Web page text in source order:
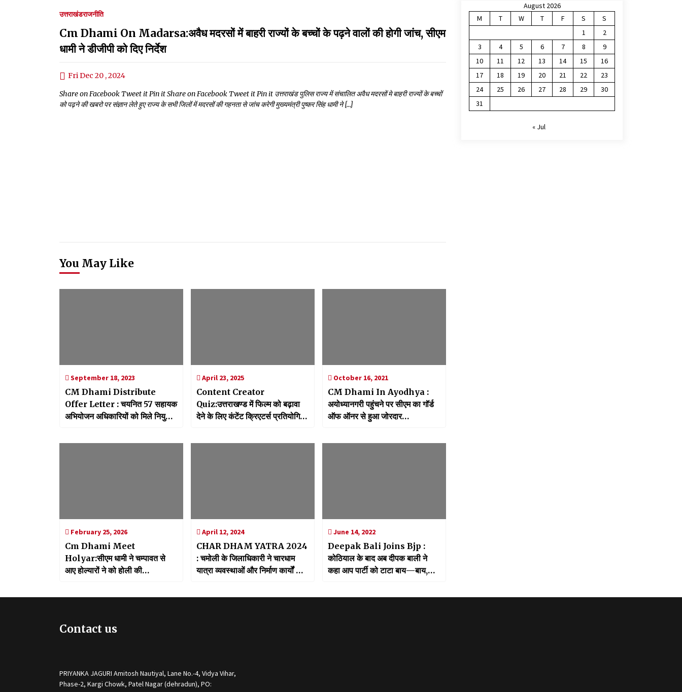
उत्तराखंडराजनीति
Cm Dhami On Madarsa:अवैध मदरसों में बाहरी राज्यों के बच्चों के पढ़ने वालों की होगी जांच, सीएम
धामी ने डीजीपी को दिए निर्देश
Fri Dec 20 , 2024
Share on Facebook Tweet it Pin it Share on Facebook Tweet it Pin it उत्तराखंड पुलिस राज्य में संचालित अवैध मदरसों मे बाहरी राज्यों के बच्चों
को पढ़ने की खबरो पर संज्ञान लेते हुए राज्य के सभी जिलों में मदरसों की गहनता से जांच करेगी मुख्यमंत्री पुष्कर सिंह धामी ने […]
You May Like
September 18, 2023
CM Dhami Distribute
Offer Letter : चयनित 57 सहायक
अभियोजन अधिकारियों को मिले नियुक्ति
April 23, 2025
Content Creator
Quiz:उत्तराखण्ड में फिल्म को बढ़ावा
देने के लिए कंटेंट क्रिएटर्स प्रतियोगिता
October 16, 2021
CM Dhami In Ayodhya :
अयोध्यानगरी पहुंचने पर सीएम का गॉर्ड
ऑफ ऑनर से हुआ जोरदार
February 25, 2026
Cm Dhami Meet
Holyar:सीएम धामी ने चम्पावत से
आए होल्यारों ने को होली की
April 12, 2024
CHAR DHAM YATRA 2024
: चमोली के जिलाधिकारी ने चारधाम
यात्रा व्यवस्थाओं और निर्माण कार्यों का
June 14, 2022
Deepak Bali Joins Bjp :
कोठियाल के बाद अब दीपक बाली ने
कहा आप पार्टी को टाटा बाय—बाय,
August 2026
M
T W T F S
S
1
2
3
4 5 6 7 8
9
10
11 12 13 14 15
16
17
18 19 20 21 22
23
24
25 26 27 28 29
30
31
« Jul
Contact us
PRIYANKA JAGURI Amitosh Nautiyal, Lane No.-4, Vidya Vihar,
Phase-2, Kargi Chowk, Patel Nagar (dehradun), PO: